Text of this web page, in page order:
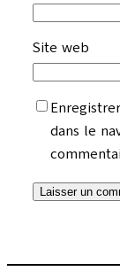
Site web
dans le